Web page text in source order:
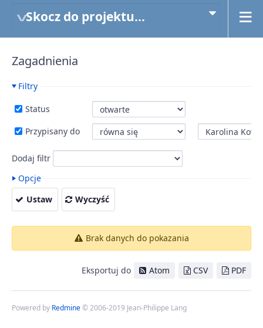
Skocz do projektu...
Zagadnienia
Filtry
Status
Przypisany do
Dodaj filtr
Opcje
Ustaw
Wyczyść
Brak danych do pokazania
Eksportuj do Atom CSV PDF
Powered by Redmine© 2006-2019 Jean-Philippe Lang